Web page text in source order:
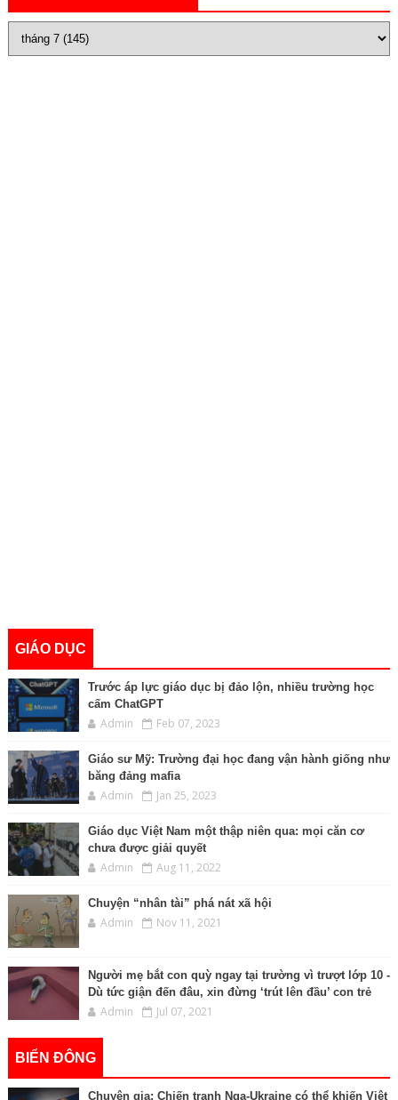
GIÁO DỤC
Trước áp lực giáo dục bị đảo lộn, nhiều trường học
cấm ChatGPT
Admin Feb 07, 2023
Giáo sư Mỹ: Trường đại học đang vận hành giống như
băng đảng mafia
Admin Jan 25, 2023
Giáo dục Việt Nam một thập niên qua: mọi căn cơ
chưa được giải quyết
Admin Aug 11, 2022
Chuyện “nhân tài” phá nát xã hội
Admin Nov 11, 2021
Người mẹ bắt con quỳ ngay tại trường vì trượt lớp 10 -
Dù tức giận đến đâu, xin đừng ‘trút lên đầu’ con trẻ
Admin Jul 07, 2021
BIỂN ĐÔNG
Chuyên gia: Chiến tranh Nga-Ukraine có thể khiến Việt